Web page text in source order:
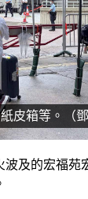
皮箱等。（鄧
波及的宏福苑